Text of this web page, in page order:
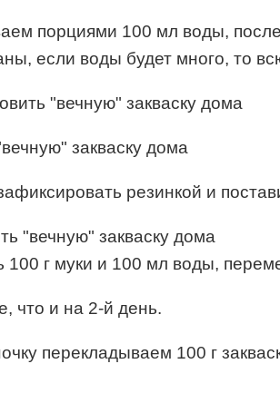
порциями 100 мл воды,
если воды будет много, то
резинкой и
100 г муки и 100 мл воды,
что и на 2-й день.
перекладываем 100 г